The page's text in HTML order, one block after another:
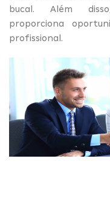
bucal. Além
proporciona
profissional.